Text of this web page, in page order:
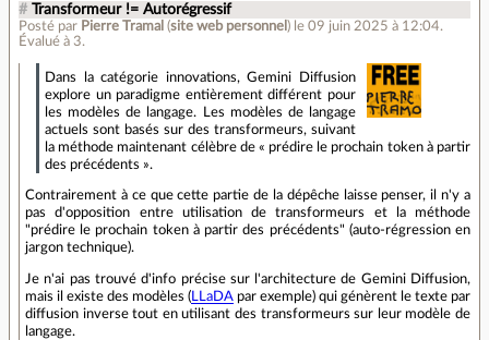
# Transformeur != Autorégressif
Posté par Pierre Tramal (site web personnel ) le 09 juin 2025 à 12:04.
Évalué à 3.
Dans la catégorie innovations, Gemini Diffusion
explore un paradigme entièrement différent pour
les modèles de langage. Les modèles de langage
actuels sont basés sur des transformeurs, suivant
la méthode maintenant célèbre de « prédire le prochain token à partir
des précédents ».
Contrairement à ce que cette partie de la dépêche laisse penser, il n'y a
pas d'opposition entre utilisation de transformeurs et la méthode
"prédire le prochain token à partir des précédents" (auto-régression en
jargon technique).
Je n'ai pas trouvé d'info précise sur l'architecture de Gemini Diffusion,
mais il existe des modèles ( LLaDA par exemple) qui génèrent le texte par
diffusion inverse tout en utilisant des transformeurs sur leur modèle de
langage.